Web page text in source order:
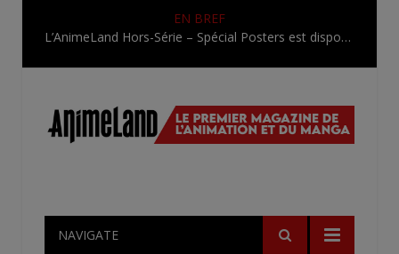
EN BREF
L’AnimeLand Hors-Série – Spécial Posters est disponible !
NAVIGATE